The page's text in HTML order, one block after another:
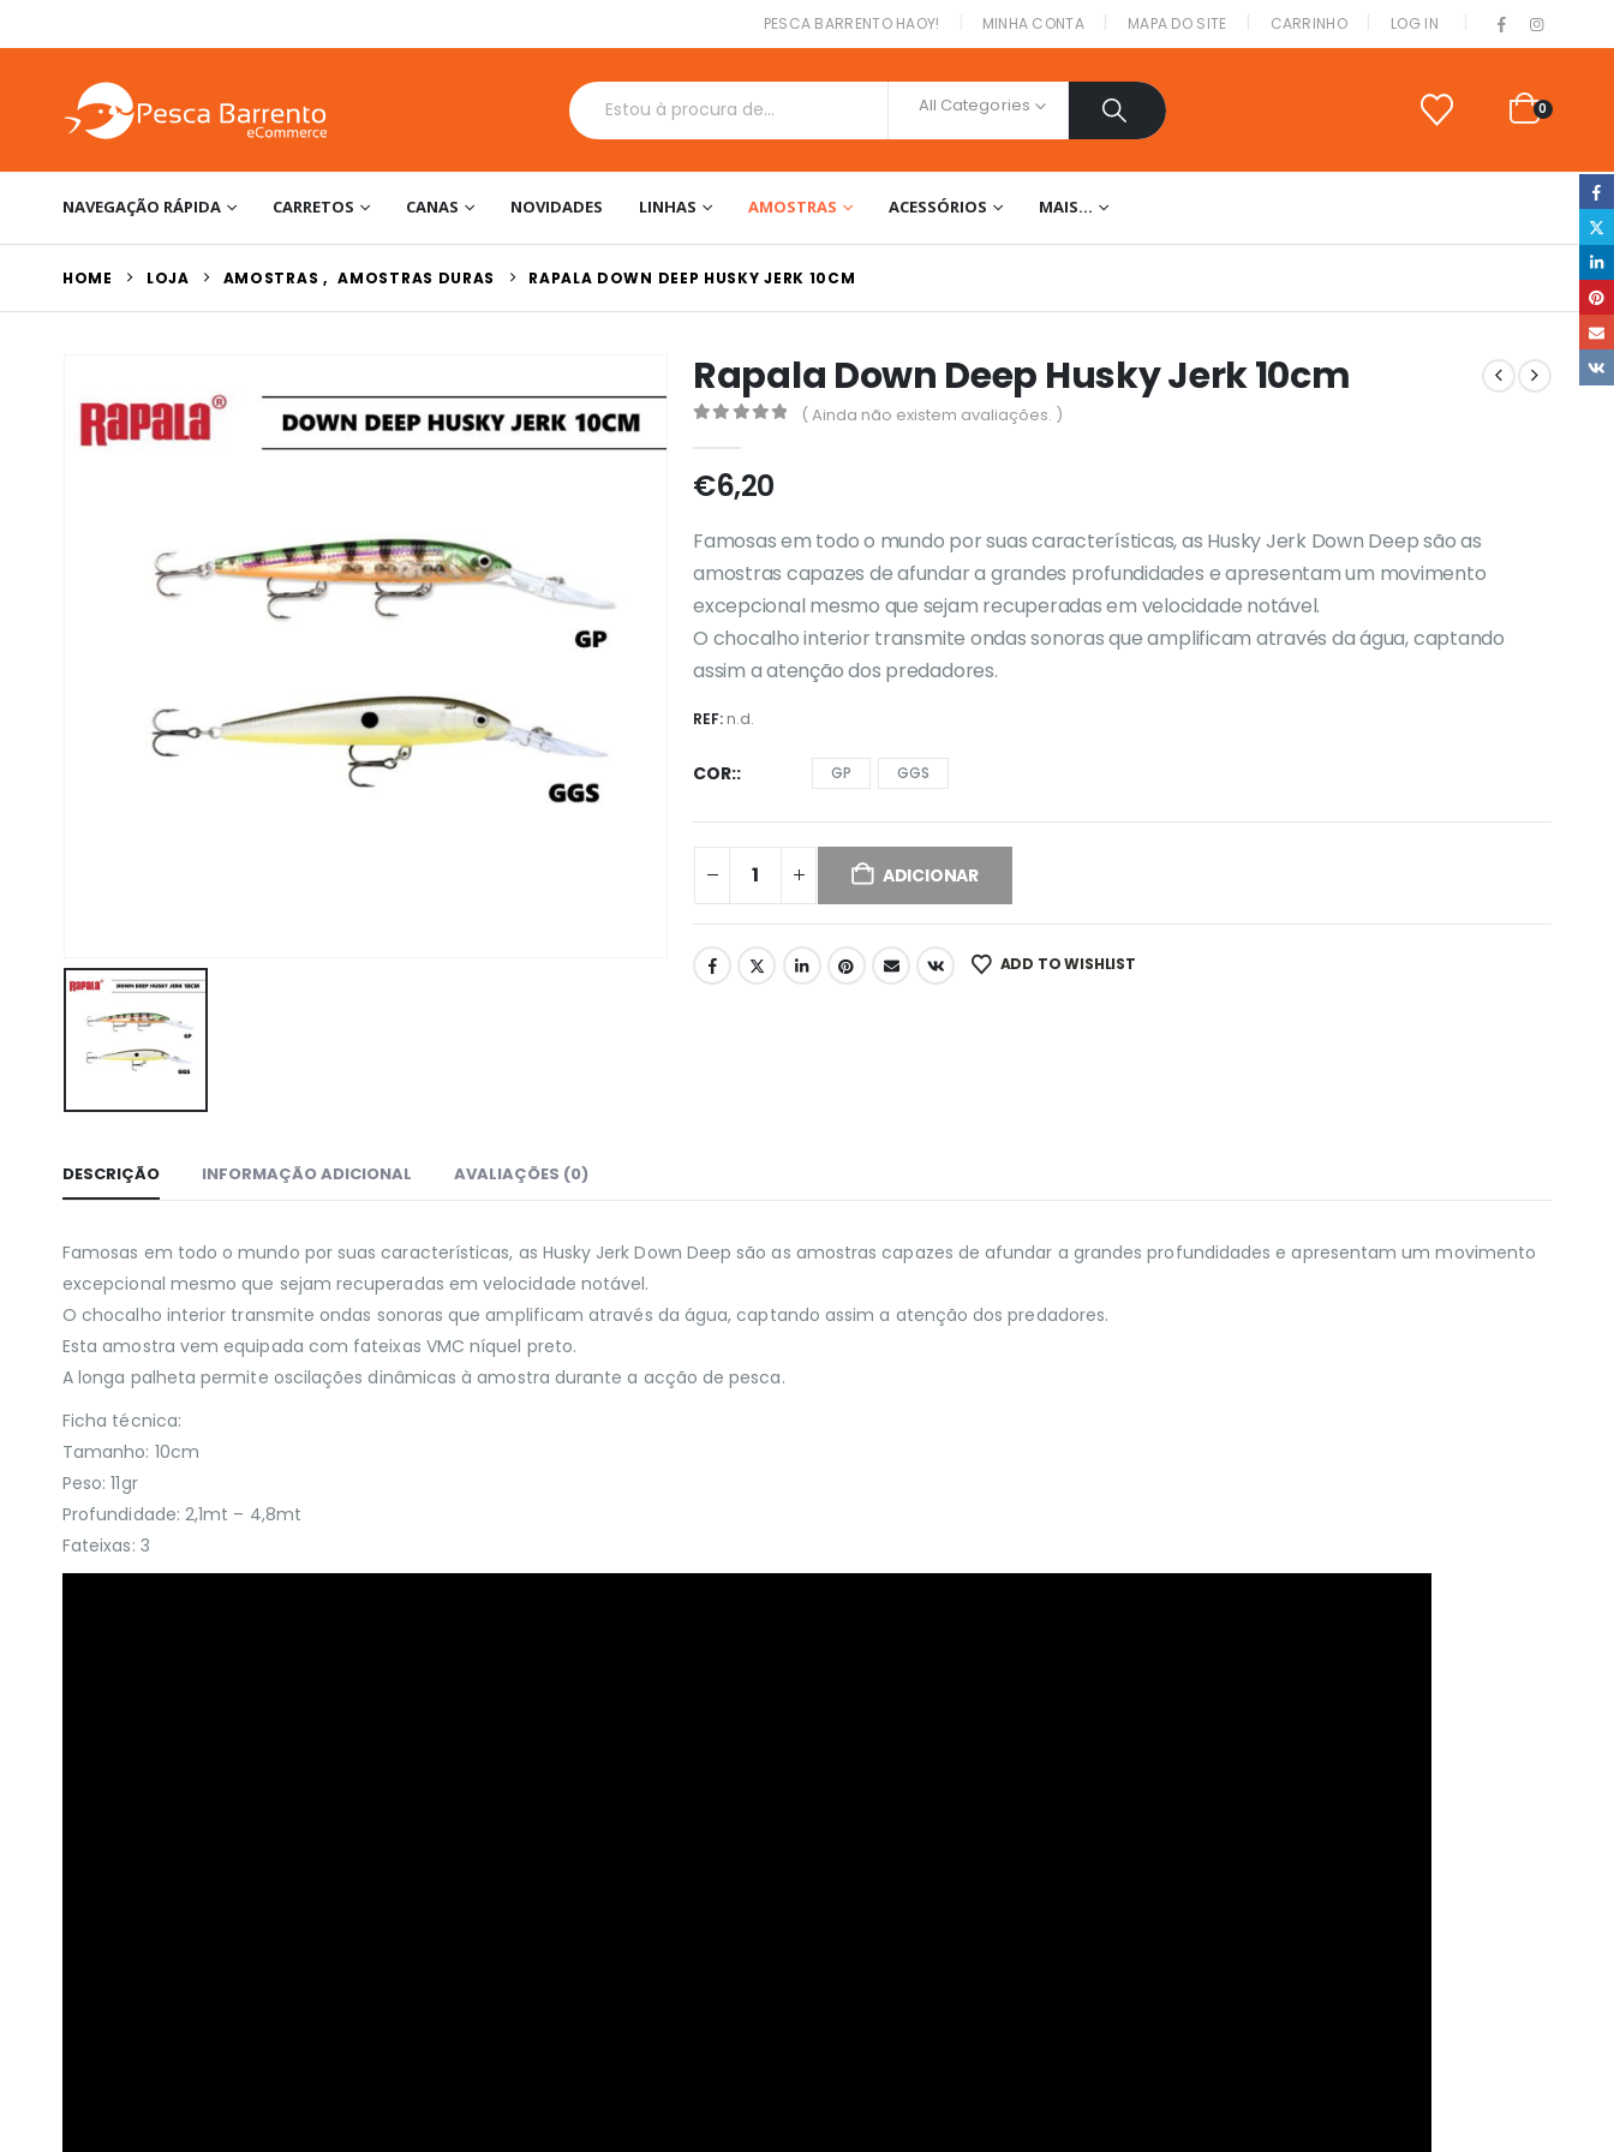
PESCA BARRENTO HAOY! MINHA CONTA MAPA DO SITE CARRINHO LOG IN
All Categories 0
NAVEGAÇÃO RÁPIDA CARRETOS CANAS NOVIDADES LINHAS AMOSTRAS ACESSÓRIOS MAIS…
HOME LOJA AMOSTRAS , AMOSTRAS DURAS RAPALA DOWN DEEP HUSKY JERK 10CM
Rapala Down Deep Husky Jerk 10cm
( Ainda não existem avaliações. )
€6,20
Famosas em todo o mundo por suas características, as Husky Jerk Down Deep são as
amostras capazes de afundar a grandes profundidades e apresentam um movimento
excepcional mesmo que sejam recuperadas em velocidade notável.
O chocalho interior transmite ondas sonoras que amplificam através da água, captando
assim a atenção dos predadores.
REF: n.d.
COR: GP GGS
ADICIONAR
ADD TO WISHLIST
DESCRIÇÃO INFORMAÇÃO ADICIONAL AVALIAÇÕES (0)
Famosas em todo o mundo por suas características, as Husky Jerk Down Deep são as amostras capazes de afundar a grandes profundidades e apresentam um movimento
excepcional mesmo que sejam recuperadas em velocidade notável.
O chocalho interior transmite ondas sonoras que amplificam através da água, captando assim a atenção dos predadores.
Esta amostra vem equipada com fateixas VMC níquel preto.
A longa palheta permite oscilações dinâmicas à amostra durante a acção de pesca.
Ficha técnica:
Tamanho: 10cm
Peso: 11gr
Profundidade: 2,1mt – 4,8mt
Fateixas: 3